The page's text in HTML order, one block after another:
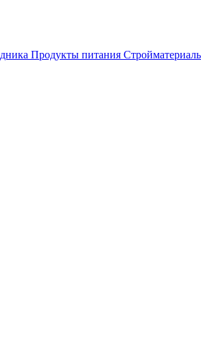
Продукты питания